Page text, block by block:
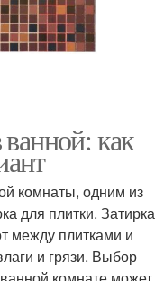
как
комнаты, одним из
для плитки. Затирка
между плитками и
и грязи. Выбор